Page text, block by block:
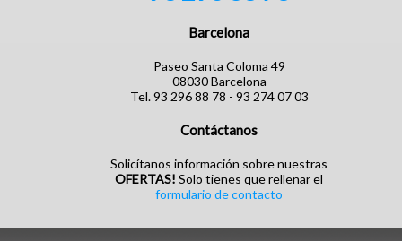
Barcelona
Paseo Santa Coloma 49
08030 Barcelona
Tel. 93 296 88 78 - 93 274 07 03
Contáctanos
Solicítanos información sobre nuestras
OFERTAS! Solo tienes que rellenar el
formulario de contacto